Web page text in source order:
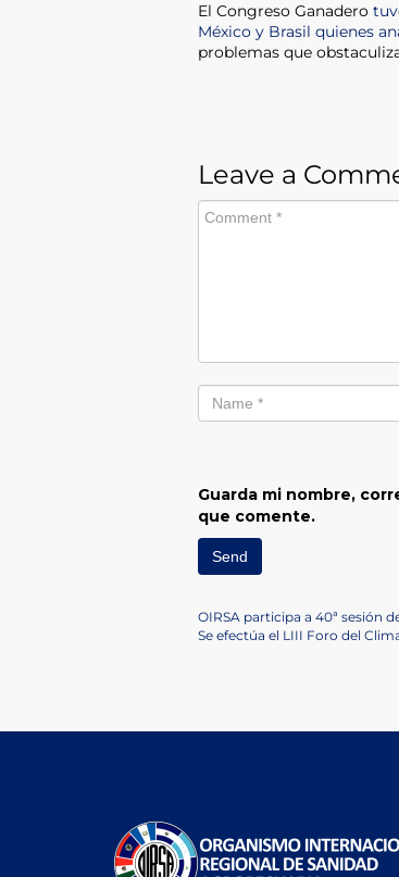
El Congreso Ganadero
México y Brasil quienes
problemas que
Leave a
Guarda mi nombre,
que comente.
Navegación
Previous
Post
OIRSA participa a 40ª sesión
Next
Se efectúa el LIII Foro del